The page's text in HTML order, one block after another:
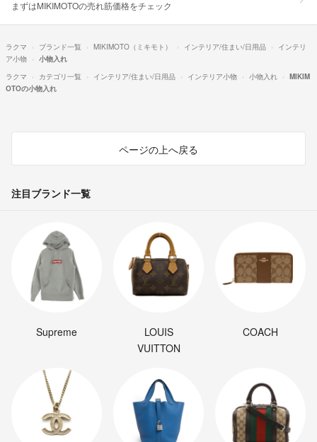
まずはMIKIMOTOの売れ筋価格をチェック
ラクマ ブランド一覧 MIKIMOTO（ミキモト） インテリア/住まい/日用品
インテリ
ア小物
小物入れ
ラクマ
カテゴリ一覧 インテリア/住まい/日用品 インテリア小物 小物入れ
MIKIM
OTOの小物入れ
ページの上へ戻る
注目ブランド一覧
Supreme
LOUIS
VUITTON
COACH